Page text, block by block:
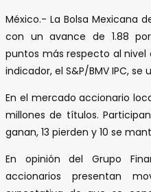
México.- La Bolsa Mexicana
con un avance de 1.88
puntos más respecto al nivel
indicador, el S&P/BMV IPC,
En el mercado accionario
millones de títulos.
ganan, 13 pierden y 10 se
En opinión del Grupo
accionarios presentan